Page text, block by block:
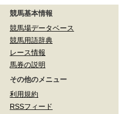
競馬基本情報
競馬場データベース
競馬用語辞典
レース情報
馬券の説明
その他のメニュー
利用規約
RSSフィード